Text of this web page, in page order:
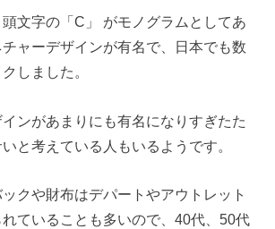
文字の「C」 がモノグラムとしてあ
ャーデザインが有名で、日本でも数
しました。
ンがあまりにも有名になりすぎたた
と考えている人もいるようです。
クや財布はデパートやアウトレット
ていることも多いので、40代、50代